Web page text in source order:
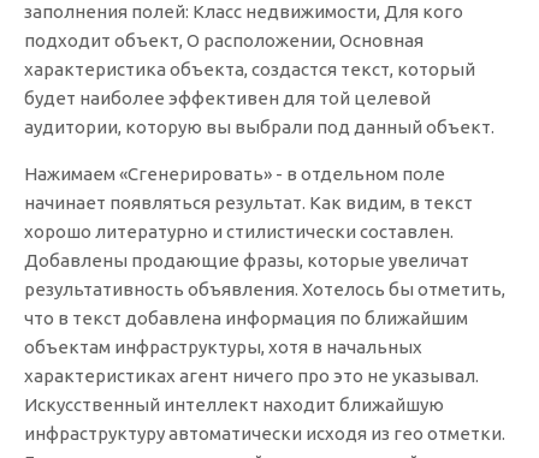
заполнения полей: Класс недвижимости, Для кого
подходит объект, О расположении, Основная
характеристика объекта, создастся текст, который
будет наиболее эффективен для той целевой
аудитории, которую вы выбрали под данный объект.
Нажимаем «Сгенерировать» - в отдельном поле
начинает появляться результат. Как видим, в текст
хорошо литературно и стилистически составлен.
Добавлены продающие фразы, которые увеличат
результативность объявления. Хотелось бы отметить,
что в текст добавлена информация по ближайшим
объектам инфраструктуры, хотя в начальных
характеристиках агент ничего про это не указывал.
Искусственный интеллект находит ближайшую
инфраструктуру автоматически исходя из гео отметки.